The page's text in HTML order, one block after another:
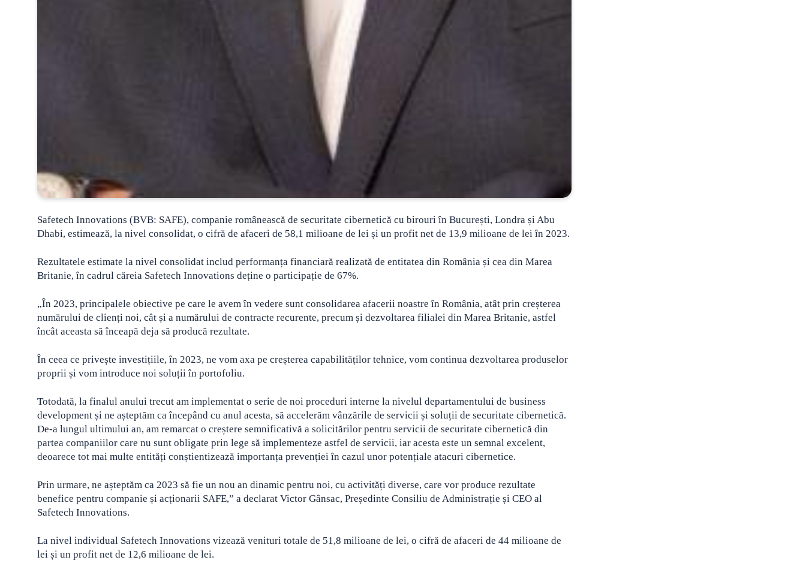
Safetech Innovations (BVB: SAFE), companie românească de securitate cibernetică cu birouri în București, Londra și Abu
Dhabi, estimează, la nivel consolidat, o cifră de afaceri de 58,1 milioane de lei și un profit net de 13,9 milioane de lei în 2023.
Rezultatele estimate la nivel consolidat includ performanța financiară realizată de entitatea din România și cea din Marea
Britanie, în cadrul căreia Safetech Innovations deține o participație de 67%.
„În 2023, principalele obiective pe care le avem în vedere sunt consolidarea afacerii noastre în România, atât prin creșterea
numărului de clienți noi, cât și a numărului de contracte recurente, precum și dezvoltarea filialei din Marea Britanie, astfel
încât aceasta să înceapă deja să producă rezultate.
În ceea ce privește investițiile, în 2023, ne vom axa pe creșterea capabilităților tehnice, vom continua dezvoltarea produselor
proprii și vom introduce noi soluții în portofoliu.
Totodată, la finalul anului trecut am implementat o serie de noi proceduri interne la nivelul departamentului de business
development și ne așteptăm ca începând cu anul acesta, să accelerăm vânzările de servicii și soluții de securitate cibernetică.
De-a lungul ultimului an, am remarcat o creștere semnificativă a solicitărilor pentru servicii de securitate cibernetică din
partea companiilor care nu sunt obligate prin lege să implementeze astfel de servicii, iar acesta este un semnal excelent,
deoarece tot mai multe entități conștientizează importanța prevenției în cazul unor potențiale atacuri cibernetice.
Prin urmare, ne așteptăm ca 2023 să fie un nou an dinamic pentru noi, cu activități diverse, care vor produce rezultate
benefice pentru companie și acționarii SAFE,” a declarat Victor Gânsac, Președinte Consiliu de Administrație și CEO al
Safetech Innovations.
La nivel individual Safetech Innovations vizează venituri totale de 51,8 milioane de lei, o cifră de afaceri de 44 milioane de
lei și un profit net de 12,6 milioane de lei.